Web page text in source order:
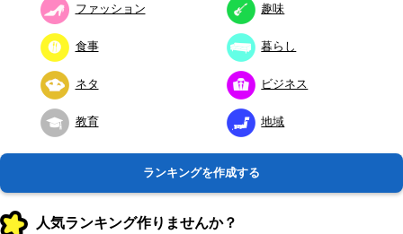
ファッション 趣味
食事 暮らし
ネタ ビジネス
教育 地域
ランキングを作成する
人気ランキング作りませんか？